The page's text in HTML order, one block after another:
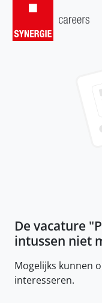
De vacature "
intussen niet
Mogelijks kunnen
interesseren.